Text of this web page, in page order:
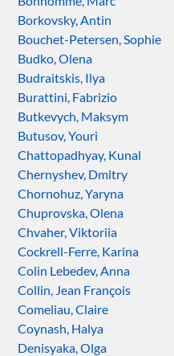
Borkovsky, Antin
Bouchet-Petersen, Sophie
Budko, Olena
Budraitskis, Ilya
Burattini, Fabrizio
Butkevych, Maksym
Butusov, Youri
Chattopadhyay, Kunal
Chernyshev, Dmitry
Chornohuz, Yaryna
Chuprovska, Olena
Chvaher, Viktoriia
Cockrell-Ferre, Karina
Colin Lebedev, Anna
Collin, Jean François
Comeliau, Claire
Coynash, Halya
Denisyaka, Olga